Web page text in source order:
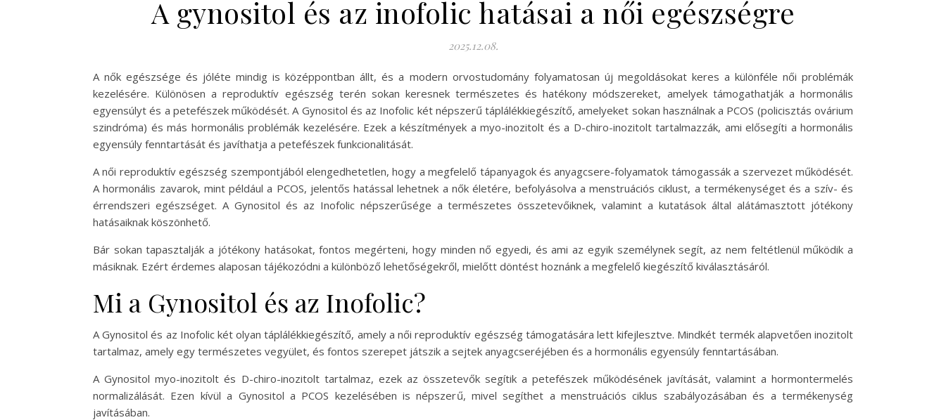
A gynositol és az inofolic hatásai a női egészségre
2025.12.08.
A nők egészsége és jóléte mindig is középpontban állt, és a modern orvostudomány folyamatosan új megoldásokat keres a különféle női problémák
kezelésére. Különösen a reproduktív egészség terén sokan keresnek természetes és hatékony módszereket, amelyek támogathatják a hormonális
egyensúlyt és a petefészek működését. A Gynositol és az Inofolic két népszerű táplálékkiegészítő, amelyeket sokan használnak a PCOS (policisztás ovárium
szindróma) és más hormonális problémák kezelésére. Ezek a készítmények a myo-inozitolt és a D-chiro-inozitolt tartalmazzák, ami elősegíti a hormonális
egyensúly fenntartását és javíthatja a petefészek funkcionalitását.
A női reproduktív egészség szempontjából elengedhetetlen, hogy a megfelelő tápanyagok és anyagcsere-folyamatok támogassák a szervezet működését.
A hormonális zavarok, mint például a PCOS, jelentős hatással lehetnek a nők életére, befolyásolva a menstruációs ciklust, a termékenységet és a szív- és
érrendszeri egészséget. A Gynositol és az Inofolic népszerűsége a természetes összetevőiknek, valamint a kutatások által alátámasztott jótékony
hatásaiknak köszönhető.
Bár sokan tapasztalják a jótékony hatásokat, fontos megérteni, hogy minden nő egyedi, és ami az egyik személynek segít, az nem feltétlenül működik a
másiknak. Ezért érdemes alaposan tájékozódni a különböző lehetőségekről, mielőtt döntést hoznánk a megfelelő kiegészítő kiválasztásáról.
Mi a Gynositol és az Inofolic?
A Gynositol és az Inofolic két olyan táplálékkiegészítő, amely a női reproduktív egészség támogatására lett kifejlesztve. Mindkét termék alapvetően inozitolt
tartalmaz, amely egy természetes vegyület, és fontos szerepet játszik a sejtek anyagcseréjében és a hormonális egyensúly fenntartásában.
A Gynositol myo-inozitolt és D-chiro-inozitolt tartalmaz, ezek az összetevők segítik a petefészek működésének javítását, valamint a hormontermelés
normalizálását. Ezen kívül a Gynositol a PCOS kezelésében is népszerű, mivel segíthet a menstruációs ciklus szabályozásában és a termékenység
javításában.